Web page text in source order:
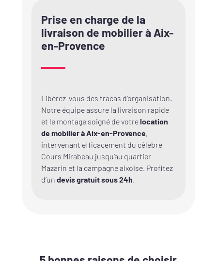
Prise en charge de la
livraison de mobilier à Aix-
en-Provence
Libérez-vous des tracas d’organisation.
Notre équipe assure la livraison rapide
et le montage soigné de votrelocation
de mobilier à Aix-en-Provence,
intervenant efficacement du célèbre
Cours Mirabeau jusqu’au quartier
Mazarin et la campagne aixoise. Profitez
d’un devis gratuit sous 24h.